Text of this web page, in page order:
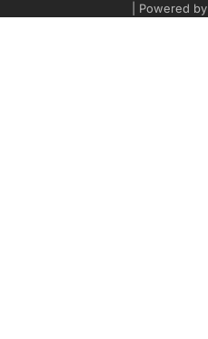
| Powered by